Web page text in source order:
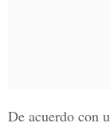
De acuerdo con